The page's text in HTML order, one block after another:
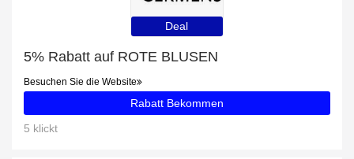
Deal
5% Rabatt auf ROTE BLUSEN
Besuchen Sie die Website
Rabatt Bekommen
5 klickt